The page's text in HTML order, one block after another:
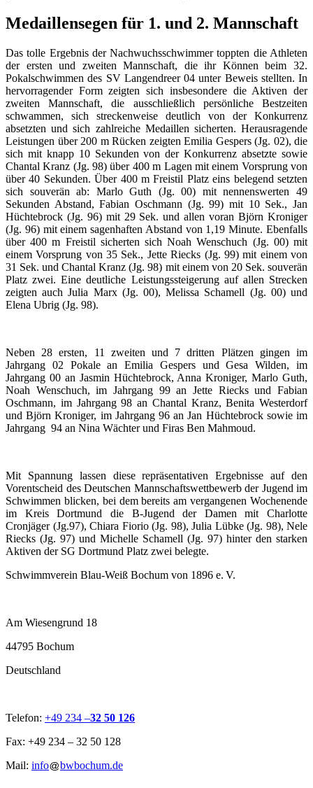
Medaillensegen für 1. und 2. Mannschaft
Das tolle Ergebnis der Nachwuchsschwimmer toppten die Athleten
der ersten und zweiten Mannschaft, die ihr Können beim 32.
Pokalschwimmen des SV Langendreer 04 unter Beweis stellten. In
hervorragender Form zeigten sich insbesondere die Aktiven der
zweiten Mannschaft, die ausschließlich persönliche Bestzeiten
schwammen, sich streckenweise deutlich von der Konkurrenz
absetzten und sich zahlreiche Medaillen sicherten. Herausragende
Leistungen über 200 m Rücken zeigten Emilia Gespers (Jg. 02), die
sich mit knapp 10 Sekunden von der Konkurrenz absetzte sowie
Chantal Kranz (Jg. 98) über 400 m Lagen mit einem Vorsprung von
über 40 Sekunden. Über 400 m Freistil Platz eins belegend setzten
sich souverän ab: Marlo Guth (Jg. 00) mit nennenswerten 49
Sekunden Abstand, Fabian Oschmann (Jg. 99) mit 10 Sek., Jan
Hüchtebrock (Jg. 96) mit 29 Sek. und allen voran Björn Kroniger
(Jg. 96) mit einem sagenhaften Abstand von 1,19 Minute. Ebenfalls
über 400 m Freistil sicherten sich Noah Wenschuch (Jg. 00) mit
einem Vorsprung von 35 Sek., Jette Riecks (Jg. 99) mit einem von
31 Sek. und Chantal Kranz (Jg. 98) mit einem von 20 Sek. souverän
Platz zwei. Eine deutliche Leistungssteigerung auf allen Strecken
zeigten auch Julia Marx (Jg. 00), Melissa Schamell (Jg. 00) und
Elena Ubrig (Jg. 98).
Neben 28 ersten, 11 zweiten und 7 dritten Plätzen gingen im
Jahrgang 02 Pokale an Emilia Gespers und Gesa Wilden, im
Jahrgang 00 an Jasmin Hüchtebrock, Anna Kroniger, Marlo Guth,
Noah Wenschuch, im Jahrgang 99 an Jette Riecks und Fabian
Oschmann, im Jahrgang 98 an Chantal Kranz, Benita Westerdorf
und Björn Kroniger, im Jahrgang 96 an Jan Hüchtebrock sowie im
Jahrgang 94 an Nina Wächter und Firas Ben Mahmoud.
Mit Spannung lassen diese repräsentativen Ergebnisse auf den
Vorentscheid des Deutschen Mannschaftswettbewerb der Jugend im
Schwimmen blicken, bei dem bereits am vergangenen Wochenende
im Kreis Dortmund die B-Jugend der Damen mit Charlotte
Cronjäger (Jg.97), Chiara Fiorio (Jg. 98), Julia Lübke (Jg. 98), Nele
Riecks (Jg. 97) und Michelle Schamell (Jg. 97) hinter den starken
Aktiven der SG Dortmund Platz zwei belegte.
Schwimmverein Blau-Weiß Bochum von 1896 e. V.
Am Wiesengrund 18
44795 Bochum
Deutschland
Telefon: +49 234 –32 50 126
Fax: +49 234 – 32 50 128
Mail: info bwbochum.de